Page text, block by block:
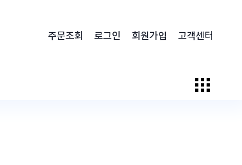
주문조회 로그인 회원가입 고객센터